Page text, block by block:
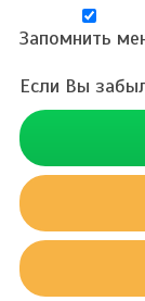
Запомнить
Если Вы